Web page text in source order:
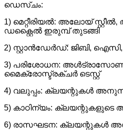
ഡെസ്ചം:
1) മെറ്റീരിയൽ: അലോയ്
ഡക്റ്റൈൽ ഇരുമ്പ് തുടങ്ങി
2) സ്റ്റാൻഡേർഡ്: ജിബി, ഐസി,
3) പരിശോധന:
മൈക്രോസ്ട്രക്ചർ ടെസ്റ്റ്
4) വലുപ്പം: ക്ലയന്റുകൾ
5) കാഠിന്യം:
6) രാസഘടന: ക്ലയന്റുകൾ